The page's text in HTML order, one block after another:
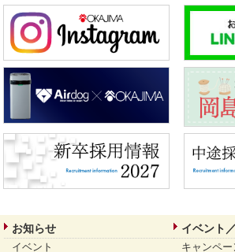
お知らせ イベント
イベント キャンペー